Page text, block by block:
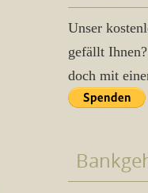
Unser
gefällt
doch mit